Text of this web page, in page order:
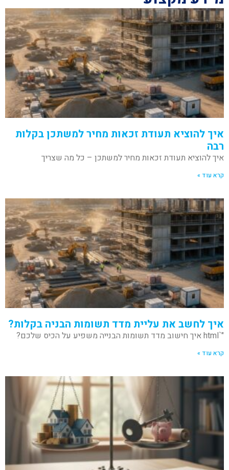
איך להוציא תעודת זכאות מחיר למשתכן בקלות
רבה
איך להוציא תעודת זכאות מחיר למשתכן – כל מה שצריך
קרא עוד »
איך לחשב את עליית מדד תשומות הבניה בקלות?
"`html איך חישוב מדד תשומות הבנייה משפיע על הכיס שלכם?
קרא עוד »